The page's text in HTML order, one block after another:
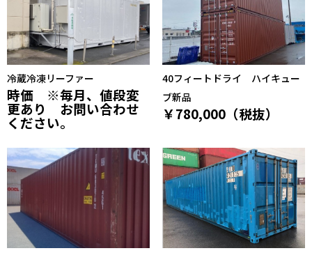
冷蔵冷凍リーファー
時価 ※毎月、値段変
更あり お問い合わせ
ください。
40フィートドライ ハイキュー
ブ新品
￥780,000（税抜）